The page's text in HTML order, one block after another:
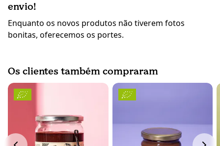
envio!
Enquanto os novos produtos não tiverem fotos
bonitas, oferecemos os portes.
Os clientes também compraram